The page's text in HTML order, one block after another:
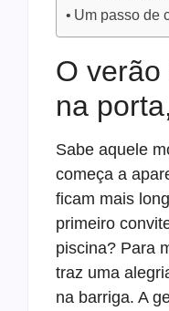
Um passo de
O
na
Sabe aquele
começa a
ficam mais
primeiro
piscina? Para
traz uma
na barriga. A